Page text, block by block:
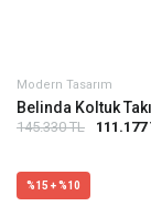
Modern Tasarım
Belinda Koltuk
145.330 TL 111.177
%15 + %10